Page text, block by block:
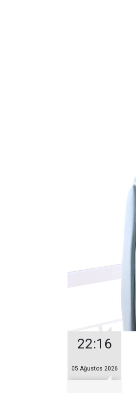
22:16
05 Ağustos 2026